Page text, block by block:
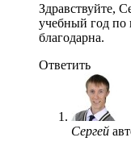
Здравствуйте,
учебный год по
благодарна.
Ответить
Сергей